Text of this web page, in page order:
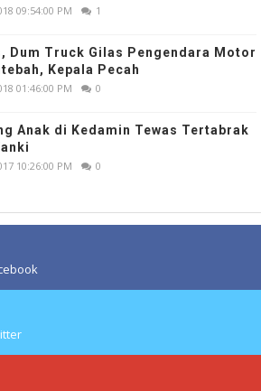
09:54:00 PM 1
Dum Truck Gilas Pengendara Motor
Kepala Pecah
01:46:00 PM 0
Anak di Kedamin Tewas Tertabrak
10:26:00 PM 0